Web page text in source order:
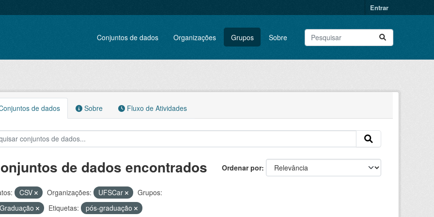
Entrar
Conjuntos de dados Organizações Grupos Sobre
de dados Sobre Fluxo de Atividades
Ordenar por
de dados encontrados
CSV Organizações: UFSCar
Grupos:
Etiquetas: pós-graduação